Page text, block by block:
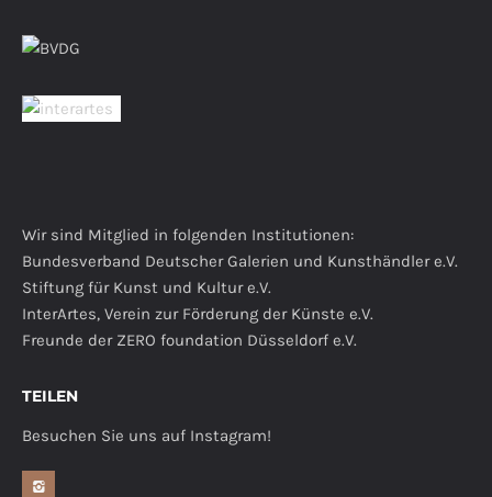
Wir sind Mitglied in folgenden Institutionen:
Bundesverband Deutscher Galerien und Kunsthändler e.V.
Stiftung für Kunst und Kultur e.V.
InterArtes, Verein zur Förderung der Künste e.V.
Freunde der ZERO foundation Düsseldorf e.V.
TEILEN
Besuchen Sie uns auf Instagram!